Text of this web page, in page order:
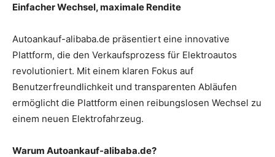
Einfacher Wechsel, maximale Rendite
Autoankauf-alibaba.de präsentiert eine innovative
Plattform, die den Verkaufsprozess für Elektroautos
revolutioniert. Mit einem klaren Fokus auf
Benutzerfreundlichkeit und transparenten Abläufen
ermöglicht die Plattform einen reibungslosen Wechsel zu
einem neuen Elektrofahrzeug.
Warum Autoankauf-alibaba.de?